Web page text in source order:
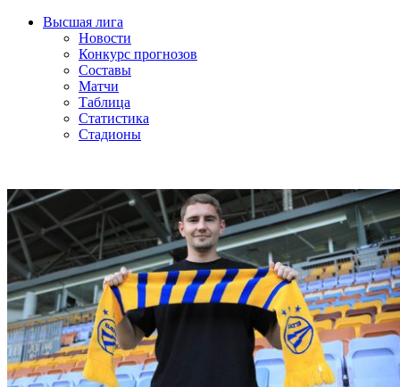
Высшая лига
Новости
Конкурс прогнозов
Составы
Матчи
Таблица
Статистика
Стадионы